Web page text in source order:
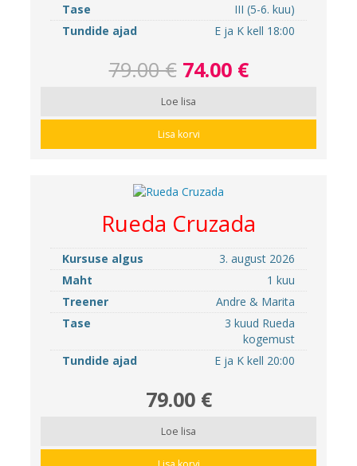
Tase
III (5-6. kuu)
Tundide ajad
E ja K kell 18:00
79.00 € 74.00 €
Loe lisa
Lisa korvi
Rueda Cruzada
Kursuse algus
3. august 2026
Maht
1 kuu
Treener
Andre & Marita
Tase
3 kuud Rueda
kogemust
Tundide ajad
E ja K kell 20:00
79.00 €
Loe lisa